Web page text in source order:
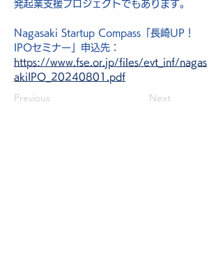
発起業支援プロジェクトでもあります。
Nagasaki Startup Compass「長崎UP！
IPOセミナー」申込先：
https://www.fse.or.jp/files/evt_inf/nagas
akiIPO_20240801.pdf
Previous Next